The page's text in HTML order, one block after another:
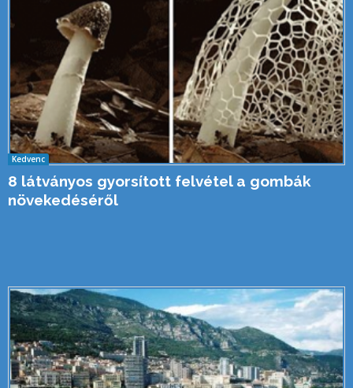
Kedvenc
8 látványos gyorsított felvétel a gombák
növekedéséről